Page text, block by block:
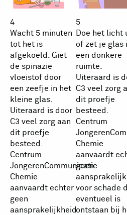
4
Wacht 5 minuten
tot het is
afgekoeld. Giet
de spinazie
vloeistof door
een zeefje in het
kleine glas.
Uiteraard is door
C3 veel zorg aan
dit proefje
besteed.
Centrum
JongerenCommunicatie
Chemie
aanvaardt echter
geen
aansprakelijkheid
5
Doe het licht
of zet je glas
een donkere
ruimte.
Uiteraard is
C3 veel zorg
dit proefje
besteed.
Centrum
Chemie
aanvaardt
geen
voor schade
eventueel is
ontstaan bij